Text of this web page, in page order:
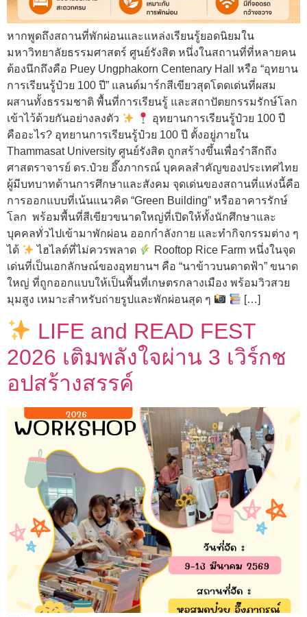
หากพูดถึงสถานที่พักผ่อนและแหล่งเรียนรู้ยอดนิยมใน
มหาวิทยาลัยธรรมศาสตร์ ศูนย์รังสิต หนึ่งในสถานที่ที่หลายคน
ต้องนึกถึงคือ Puey Ungphakorn Centenary Hall หรือ “อุทยาน
การเรียนรู้ป๋วย 100 ปี” แลนด์มาร์กสีเขียวสุดโดดเด่นที่ผสม
ผสานทั้งธรรมชาติ พื้นที่การเรียนรู้ และสถาปัตยกรรมรักษ์โลก
เข้าไว้ด้วยกันอย่างลงตัว
อุทยานการเรียนรู้ป๋วย 100 ปี
คืออะไร? อุทยานการเรียนรู้ป๋วย 100 ปี ตั้งอยู่ภายใน
Thammasat University ศูนย์รังสิต ถูกสร้างขึ้นเพื่อรำลึกถึง
ศาสตราจารย์ ดร.ป๋วย อึ๊งภากรณ์ บุคคลสำคัญของประเทศไทย
ผู้มีบทบาทด้านการศึกษาและสังคม จุดเด่นของสถานที่แห่งนี้คือ
การออกแบบที่เน้นแนวคิด “Green Building” หรืออาคารรักษ์
โลก พร้อมพื้นที่สีเขียวขนาดใหญ่ที่เปิดให้ทั้งนักศึกษาและ
บุคคลทั่วไปเข้ามาพักผ่อน ออกกำลังกาย และทำกิจกรรมต่าง ๆ
ได้
ไฮไลต์ที่ไม่ควรพลาด
Rooftop Rice Farm หนึ่งในจุด
เด่นที่เป็นเอกลักษณ์ของอุทยานฯ คือ “นาข้าวบนดาดฟ้า” ขนาด
ใหญ่ ที่ถูกออกแบบให้เป็นพื้นที่เกษตรกลางเมือง พร้อมวิวสวย
มุมสูง เหมาะสำหรับถ่ายรูปและพักผ่อนสุด ๆ
[…]
LIFE and READ FEST
2026 เติมพลังใจผ่าน 3 เวิร์กช
อปสร้างสรรค์